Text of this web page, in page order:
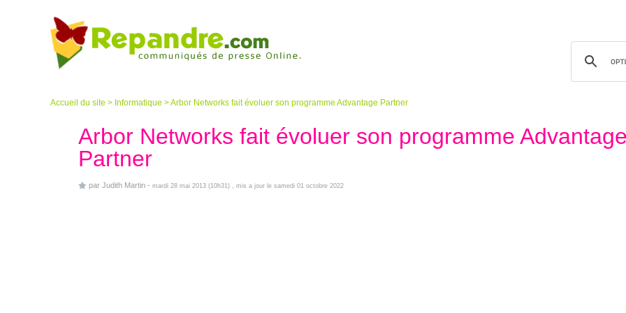
Accueil du site > Informatique >Arbor Networks fait évoluer son programme Advantage Partner
Arbor Networks fait évoluer son programme
Partner
par Judith Martin - mardi 28 mai 2013 (10h31) , mis a jour le samedi 01 octobre 2022